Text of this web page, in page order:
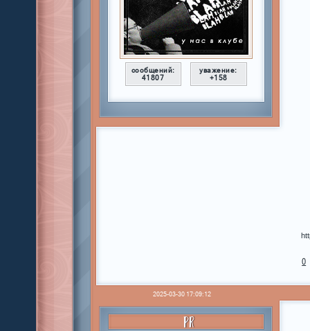
сообщений:
41807
уважение:
+158
0
2025-03-30 17:09:12
PR